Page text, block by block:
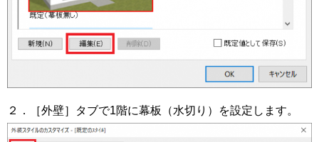
２．［外壁］タブで1階に幕板（水切り）を設定します。